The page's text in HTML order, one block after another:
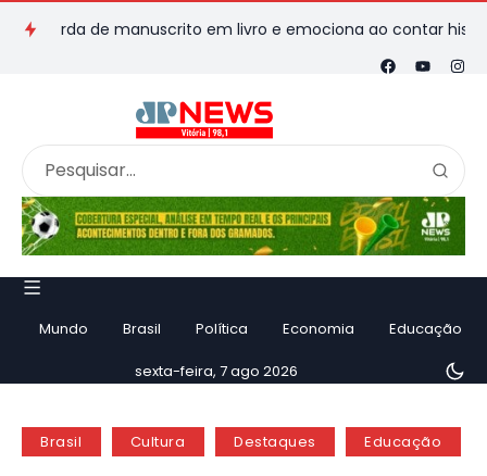
de manuscrito em livro e emociona ao contar história
Mundo Brasil Política Economia Educação
sexta-feira, 7 ago 2026
Brasil Cultura Destaques Educação